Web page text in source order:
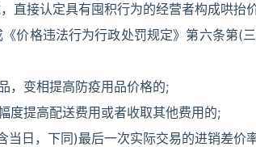
直接认定具有囤积行为的经营者构成哄抬
价格违法行为行政处罚规定》第六条第(
，变相提高防疫用品价格的;
度提高配送费用或者收取其他费用的;
当日，下同)最后一次实际交易的进销差价